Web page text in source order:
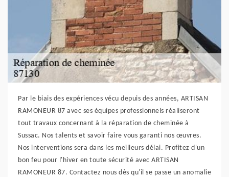
Par le biais des expériences vécu depuis des années, ARTISAN
RAMONEUR 87 avec ses équipes professionnels réaliseront
tout travaux concernant à la réparation de cheminée à
Sussac. Nos talents et savoir faire vous garanti nos œuvres.
Nos interventions sera dans les meilleurs délai. Profitez d'un
bon feu pour l'hiver en toute sécurité avec ARTISAN
RAMONEUR 87. Contactez nous dès qu'il se passe un anomalie